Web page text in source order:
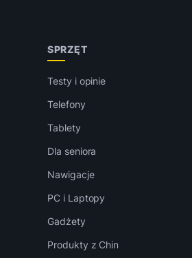
SPRZĘT
Testy i opinie
Telefony
Tablety
Dla seniora
Nawigacje
PC i Laptopy
Gadżety
Produkty z Chin